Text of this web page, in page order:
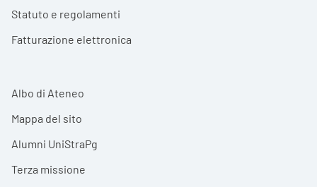
Statuto e regolamenti
Fatturazione elettronica
Albo di Ateneo
Mappa del sito
Alumni UniStraPg
Terza missione